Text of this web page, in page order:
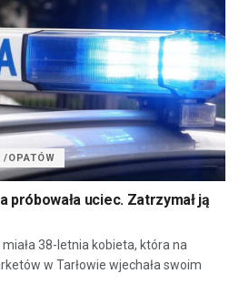
OPATÓW
próbowała uciec. Zatrzymał ją
38-letnia kobieta, która na
w Tarłowie wjechała swoim